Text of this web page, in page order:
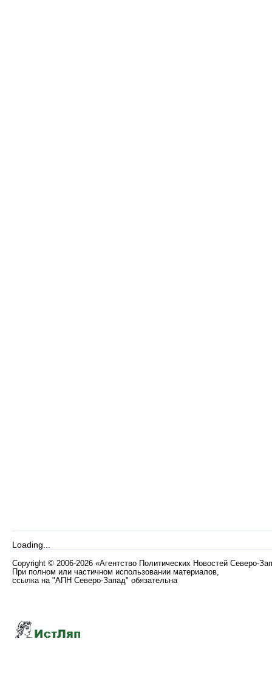
Loading...
Copyright © 2006-2026 «Агентство Политических Новостей Северо-
При полном или частичном использовании материалов,
ссылка на "АПН Северо-Запад" обязательна